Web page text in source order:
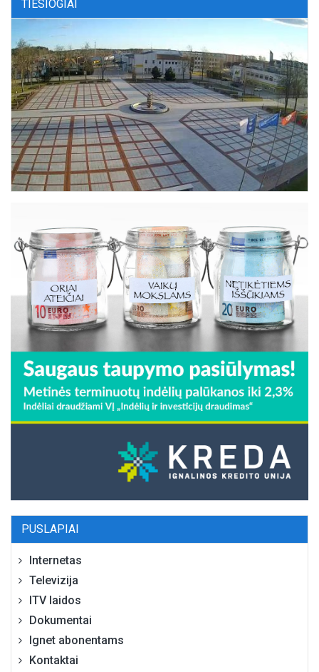
TIESIOGIAI
PUSLAPIAI
Internetas
Televizija
ITV laidos
Dokumentai
Ignet abonentams
Kontaktai